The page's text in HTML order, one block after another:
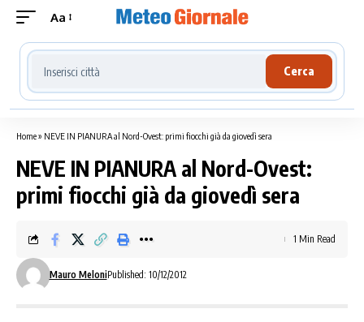
Aa
Cerca località meteo
Cerca
Home» NEVE IN PIANURA al Nord-Ovest: primi fiocchi già da giovedì sera
NEVE IN PIANURA al Nord-Ovest:
primi fiocchi già da giovedì sera
Mauro MeloniPublished: 10/12/2012
1 Min Read